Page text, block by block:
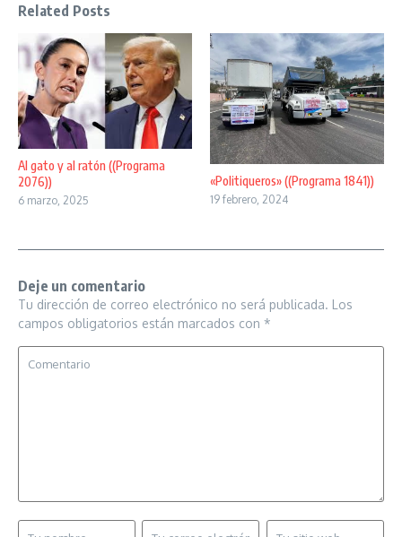
Related Posts
Al gato y al ratón ((Programa
2076))
6 marzo, 2025
«Politiqueros» ((Programa 1841))
19 febrero, 2024
Deje un comentario
Tu dirección de correo electrónico no será publicada. Los
campos obligatorios están marcados con *